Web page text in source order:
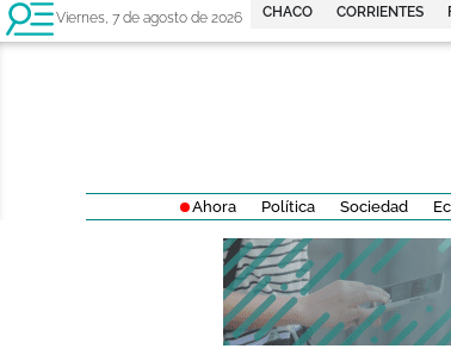
Viernes, 7 de agosto de 2026 CHACO CORRIENTES
Ahora Política Sociedad